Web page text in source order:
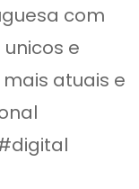
com
e
atuais e